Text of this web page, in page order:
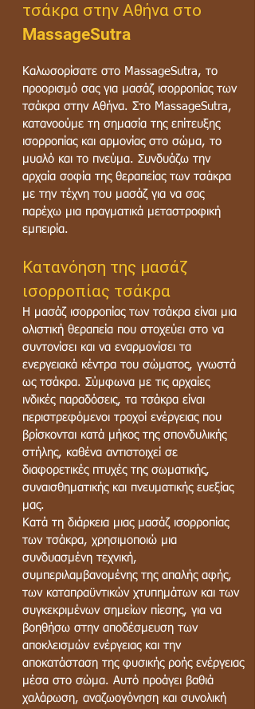
τσάκρα στην Αθήνα στο
MassageSutra
Καλωσορίσατε στο MassageSutra, το
προορισμό σας για μασάζ ισορροπίας των
τσάκρα στην Αθήνα. Στο MassageSutra,
κατανοούμε τη σημασία της επίτευξης
ισορροπίας και αρμονίας στο σώμα, το
μυαλό και το πνεύμα. Συνδυάζω την
αρχαία σοφία της θεραπείας των τσάκρα
με την τέχνη του μασάζ για να σας
παρέχω μια πραγματικά μεταστροφική
εμπειρία.
Κατανόηση της μασάζ
ισορροπίας τσάκρα
Η μασάζ ισορροπίας των τσάκρα είναι μια
ολιστική θεραπεία που στοχεύει στο να
συντονίσει και να εναρμονίσει τα
ενεργειακά κέντρα του σώματος, γνωστά
ως τσάκρα. Σύμφωνα με τις αρχαίες
ινδικές παραδόσεις, τα τσάκρα είναι
περιστρεφόμενοι τροχοί ενέργειας που
βρίσκονται κατά μήκος της σπονδυλικής
στήλης, καθένα αντιστοιχεί σε
διαφορετικές πτυχές της σωματικής,
συναισθηματικής και πνευματικής ευεξίας
μας.
Κατά τη διάρκεια μιας μασάζ ισορροπίας
των τσάκρα, χρησιμοποιώ μια
συνδυασμένη τεχνική,
συμπεριλαμβανομένης της απαλής αφής,
των καταπραϋντικών χτυπημάτων και των
συγκεκριμένων σημείων πίεσης, για να
βοηθήσω στην αποδέσμευση των
αποκλεισμών ενέργειας και την
αποκατάσταση της φυσικής ροής ενέργειας
μέσα στο σώμα. Αυτό προάγει βαθιά
χαλάρωση, αναζωογόνηση και συνολική